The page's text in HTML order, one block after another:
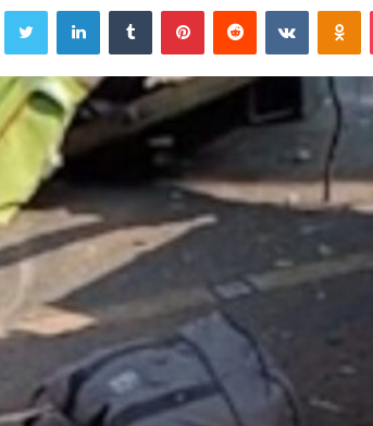
email
Twitter LinkedInTumblr PinterestReddit